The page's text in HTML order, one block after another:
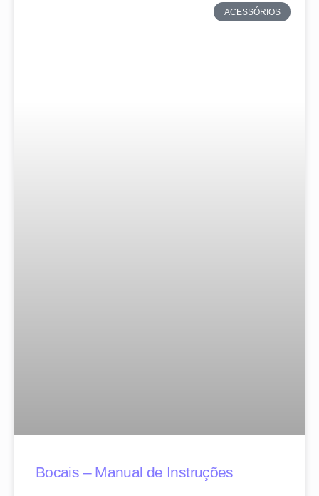
ACESSÓRIOS
Bocais – Manual de Instruções